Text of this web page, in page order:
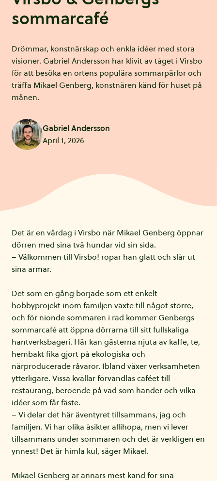
sommarcafé
Drömmar, konstnärskap och enkla idéer med stora
visioner. Gabriel Andersson har klivit av tåget i Virsbo
för att besöka en ortens populära sommarpärlor och
träffa Mikael Genberg, konstnären känd för huset på
månen.
Gabriel Andersson
April 1, 2026
Det är en vårdag i Virsbo när Mikael Genberg öppnar
dörren med sina två hundar vid sin sida.
– Välkommen till Virsbo! ropar han glatt och slår ut
sina armar.
Det som en gång började som ett enkelt
hobbyprojekt inom familjen växte till något större,
och för nionde sommaren i rad kommer Genbergs
sommarcafé att öppna dörrarna till sitt fullskaliga
hantverksbageri. Här kan gästerna njuta av kaffe, te,
hembakt fika gjort på ekologiska och
närproducerade råvaror. Ibland växer verksamheten
ytterligare. Vissa kvällar förvandlas caféet till
restaurang, beroende på vad som händer och vilka
idéer som får fäste.
– Vi delar det här äventyret tillsammans, jag och
familjen. Vi har olika åsikter allihopa, men vi lever
tillsammans under sommaren och det är verkligen en
ynnest! Det är himla kul, säger Mikael.
Mikael Genberg är annars mest känd för sina